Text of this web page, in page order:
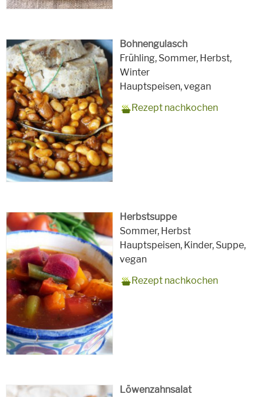
Bohnengulasch
Zubereitungszeit
60 Minuten plus Einweichzeit
Rezept
für
4 Personen
Saison
Frühling, Sommer, Herbst,
Winter
Schlagworte
Hauptspeisen,vegan
Rezept nachkochen
Herbstsuppe
Zubereitungszeit
120 Minuten am Vortag Bohnen
einweichen, 1 h kochen
Rezept
für
4
Saison
Sommer, Herbst
Schlagworte
Hauptspeisen, Kinder, Suppe,
vegan
Rezept nachkochen
Löwenzahnsalat